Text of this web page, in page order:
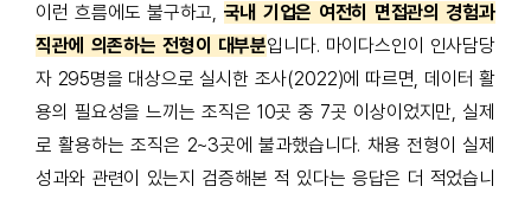
이런 흐름에도 불구하고, 국내 기업은 여전히 면접관의 경험과
직관에 의존하는 전형이 대부분입니다. 마이다스인이 인사담당
자 295명을 대상으로 실시한 조사(2022)에 따르면, 데이터 활
용의 필요성을 느끼는 조직은 10곳 중 7곳 이상이었지만, 실제
로 활용하는 조직은 2~3곳에 불과했습니다. 채용 전형이 실제
성과와 관련이 있는지 검증해본 적 있다는 응답은 더 적었습니